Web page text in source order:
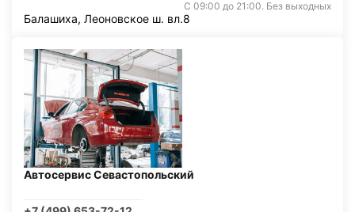
С 09:00 до 21:00. Без выходных
Балашиха, Леоновское ш. вл.8
Автосервис Севастопольский